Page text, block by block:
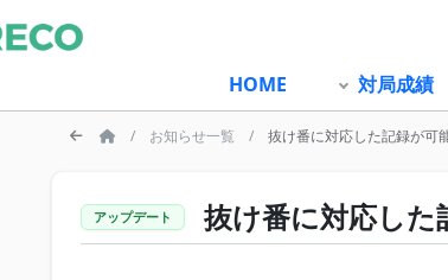
HOME 対局成績
お知らせ一覧 抜け番に対応した記録が可
アップデート 抜け番に対応した